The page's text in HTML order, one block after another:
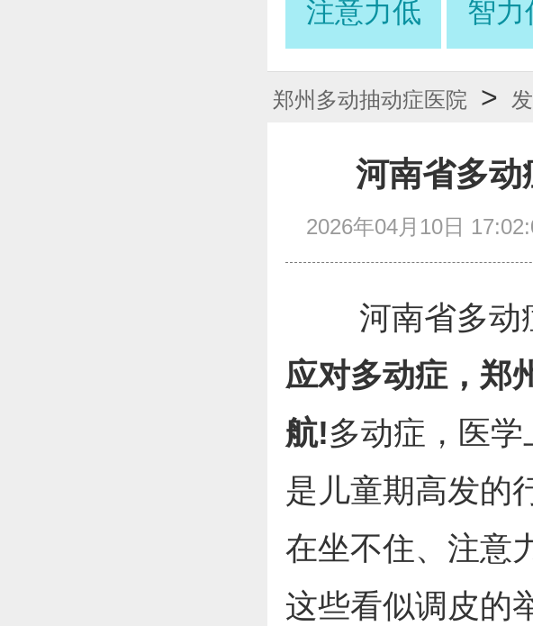
注意力低 智力
郑州多动抽动症医院 >
河南省多动
2026年04月10日
河南省多动症
应对多动症，郑
航!多动症，医学
是儿童期高发的
在坐不住、注意
这些看似调皮的